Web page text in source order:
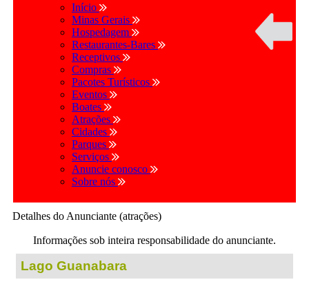
Início
Minas Gerais
Hospedagem
Restaurantes-Bares
Receptivos
Compras
Pacotes Turísticos
Eventos
Boates
Atrações
Cidades
Parques
Serviços
Anuncie conosco
Sobre nós
Detalhes do Anunciante (atrações)
Informações sob inteira responsabilidade do anunciante.
Lago Guanabara